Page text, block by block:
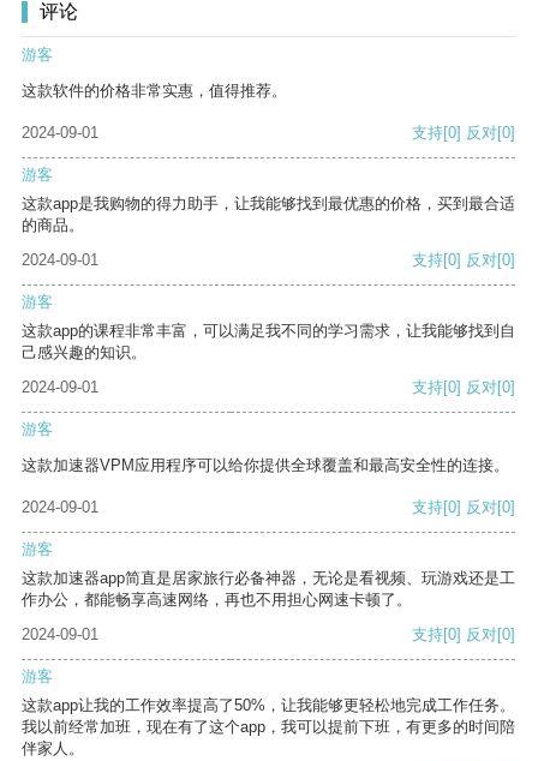
评论
游客
这款软件的价格非常实惠，值得推荐。
2024-09-01 支持[0] 反对[0]
游客
这款app是我购物的得力助手，让我能够找到最优惠的价格，买到最合适
的商品。
2024-09-01
支持[0] 反对[0]
游客
这款app的课程非常丰富，可以满足我不同的学习需求，让我能够找到自
己感兴趣的知识。
2024-09-01
支持[0] 反对[0]
游客
这款加速器VPM应用程序可以给你提供全球覆盖和最高安全性的连接。
2024-09-01 支持[0] 反对[0]
游客
这款加速器app简直是居家旅行必备神器，无论是看视频、玩游戏还是工
作办公，都能畅享高速网络，再也不用担心网速卡顿了。
2024-09-01
支持[0] 反对[0]
游客
这款app让我的工作效率提高了50%，让我能够更轻松地完成工作任务。
我以前经常加班，现在有了这个app，我可以提前下班，有更多的时间陪
伴家人。